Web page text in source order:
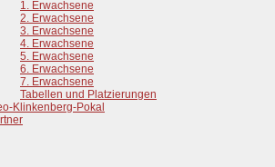
1. Erwachsene
2. Erwachsene
3. Erwachsene
4. Erwachsene
5. Erwachsene
6. Erwachsene
7. Erwachsene
Tabellen und Platzierungen
Klinkenberg-Pokal